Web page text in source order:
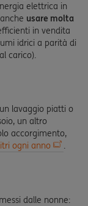
elettrica in
usare molta
in vendita
idrici a parità di
carico).
lavaggio piatti o
un altro
accorgimento,
ogni anno .
dalle nonne: